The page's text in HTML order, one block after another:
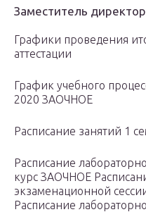
Заместитель
Графики проведения
аттестации
График учебного
2020 ЗАОЧНОЕ
Расписание занятий 1
Расписание
курс ЗАОЧНОЕ
экзаменационной
Расписание